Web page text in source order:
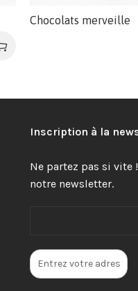
Chocolats merveille
Inscription à la
Ne partez pas si vite
notre newsletter.